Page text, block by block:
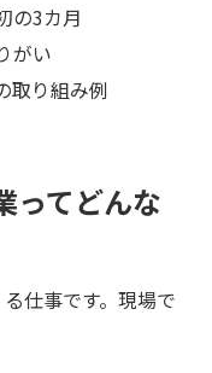
の3カ月
がい
取り組み例
ってどんな
仕事です。現場で